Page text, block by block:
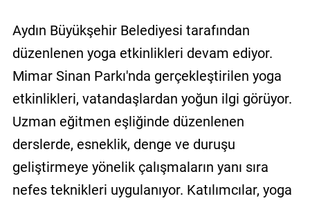
Aydın Büyükşehir Belediyesi tarafından
düzenlenen yoga etkinlikleri devam ediyor.
Mimar Sinan Parkı'nda gerçekleştirilen yoga
etkinlikleri, vatandaşlardan yoğun ilgi görüyor.
Uzman eğitmen eşliğinde düzenlenen
derslerde, esneklik, denge ve duruşu
geliştirmeye yönelik çalışmaların yanı sıra
nefes teknikleri uygulanıyor. Katılımcılar, yoga